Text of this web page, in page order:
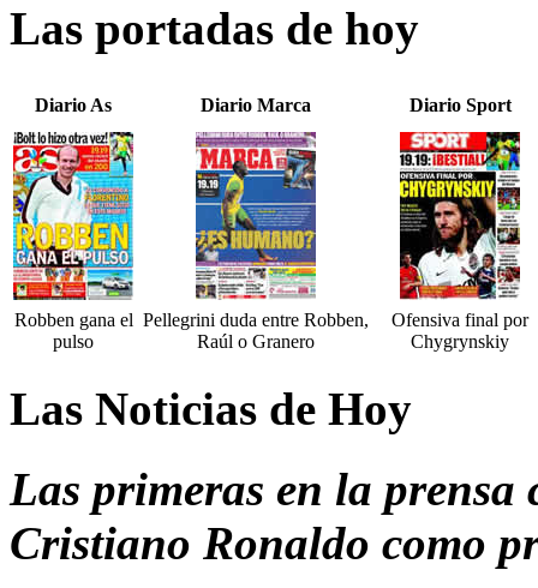
Las portadas de hoy
Diario As Diario Marca Diario Sport
Robben gana el
pulso
Pellegrini duda entre Robben,
Raúl o Granero
Ofensiva final por
Chygrynskiy
Las Noticias de Hoy
Las primeras en la prensa
Cristiano Ronaldo como